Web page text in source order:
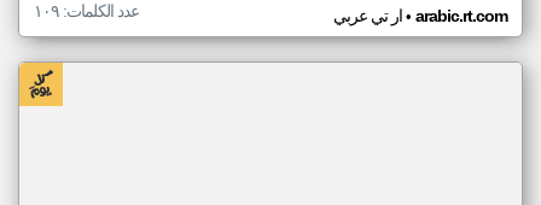
ار تي عربي• arabic.rt.com عدد الكلمات: ١٠٩